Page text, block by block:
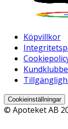
Köpvillkor
Cookieinställningar
© Apoteket AB